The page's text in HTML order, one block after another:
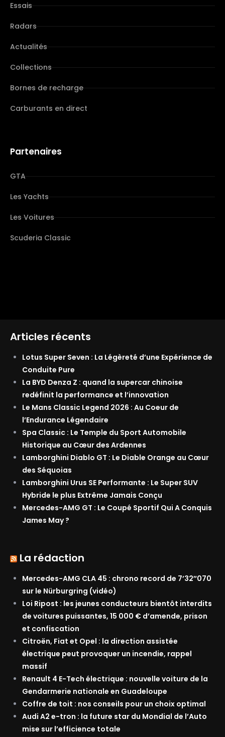
Essais
Radars
Actualités
Collections
Bornes de recharge
Carburants en direct
Partenaires
GTA
Les Yachts
Les Voitures
Scuderia Classic
Articles récents
Lotus Super Seven : La Légèreté d’une Expérience de
Conduite Pure
La BYD Denza Z : quand la supercar chinoise
redéfinit la performance et l’innovation
Le Mans Classic Legend 2026 : Au Coeur de
l’Endurance Légendaire
Spa Classic : Le Temple du Sport Automobile
Historique au Cœur des Ardennes
Lamborghini Diablo GT : Le Diable Orange au Cœur
des Séquoias
Lamborghini Urus SE Performante : Le Super SUV
Hybride le plus Extrême Jamais Conçu
Mercedes-AMG GT : Le Coupé Sportif Qui A Conquis
James May ?
La rédaction
Mercedes-AMG CLA 45 : chrono record de 7’32″070
sur le Nürburgring (vidéo)
Loi Ripost : les jeunes conducteurs bientôt interdits
de voitures puissantes, 15 000 € d’amende, prison
et confiscation
Citroën, Fiat et Opel : la direction assistée
électrique peut provoquer un incendie, rappel
massif
Renault 4 E-Tech électrique : nouvelle voiture de la
Gendarmerie nationale en Guadeloupe
Coffre de toit : nos conseils pour un choix optimal
Audi A2 e-tron : la future star du Mondial de l’Auto
mise sur l’efficience totale